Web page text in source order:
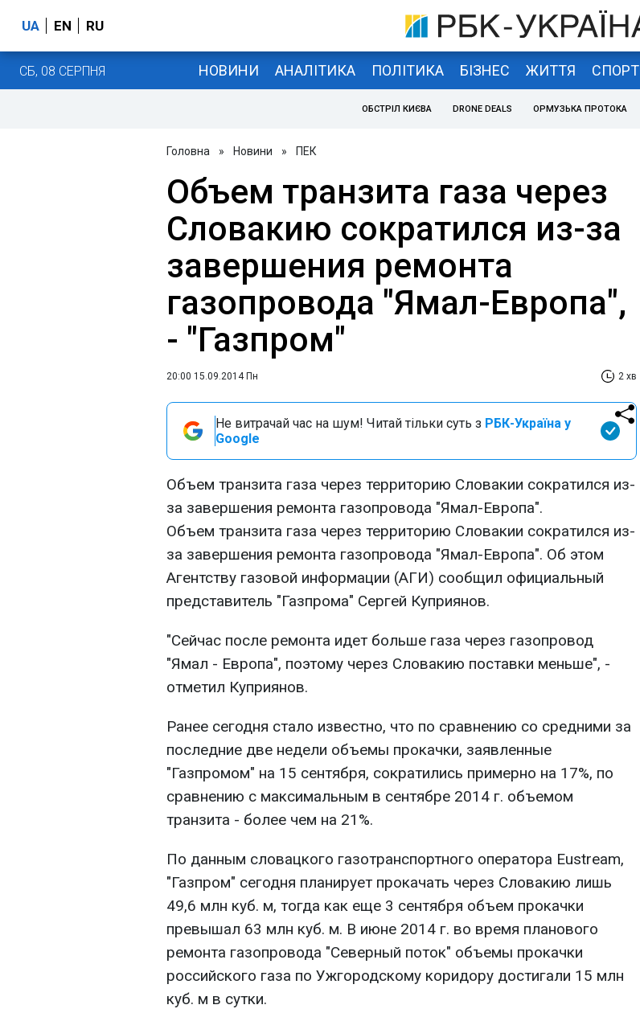
UA EN RU
СБ, 08 СЕРПНЯ НОВИНИ АНАЛІТИКА ПОЛІТИКА БІЗНЕС ЖИТТЯ СПОРТ
ОБСТРІЛ КИЄВА DRONE DEALS ОРМУЗЬКА ПРОТОКА
Головна » Новини » ПЕК
Объем транзита газа через
Словакию сократился из-за
завершения ремонта
газопровода "Ямал-Европа",
- "Газпром"
20:00 15.09.2014 Пн 2 хв
Не витрачай час на шум! Читай тільки суть з РБК-Україна у
Google
Объем транзита газа через территорию Словакии сократился из-
за завершения ремонта газопровода "Ямал-Европа".
Объем транзита газа через территорию Словакии сократился из-
за завершения ремонта газопровода "Ямал-Европа". Об этом
Агентству газовой информации (АГИ) сообщил официальный
представитель "Газпрома" Сергей Куприянов.
"Сейчас после ремонта идет больше газа через газопровод
"Ямал - Европа", поэтому через Словакию поставки меньше", -
отметил Куприянов.
Ранее сегодня стало известно, что по сравнению со средними за
последние две недели объемы прокачки, заявленные
"Газпромом" на 15 сентября, сократились примерно на 17%, по
сравнению с максимальным в сентябре 2014 г. объемом
транзита - более чем на 21%.
По данным словацкого газотранспортного оператора Eustream,
"Газпром" сегодня планирует прокачать через Словакию лишь
49,6 млн куб. м, тогда как еще 3 сентября объем прокачки
превышал 63 млн куб. м. В июне 2014 г. во время планового
ремонта газопровода "Северный поток" объемы прокачки
российского газа по Ужгородскому коридору достигали 15 млн
куб. м в сутки.